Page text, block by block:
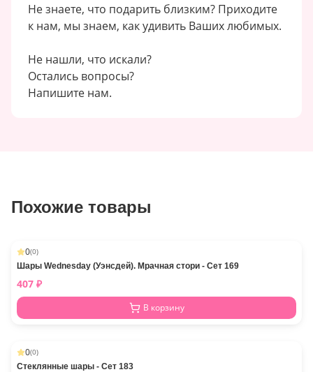
Не знаете, что подарить близким? Приходите
к нам, мы знаем, как удивить Ваших любимых.
Не нашли, что искали?
Остались вопросы?
Напишите нам.
Похожие товары
0(0)
Шары Wednesday (Уэнсдей). Мрачная стори - Сет 169
407 ₽
В корзину
0(0)
Стеклянные шары - Сет 183